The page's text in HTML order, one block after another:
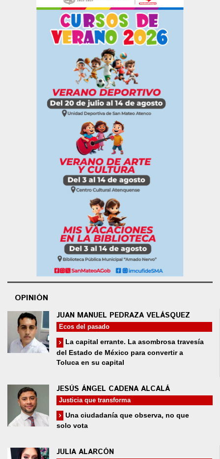
OPINIÓN
JUAN MANUEL PEDRAZA VELÁSQUEZ
Ecos del pasado
La capital errante. La asombrosa travesía
del Estado de México para convertir a
Toluca en su capital
JESÚS ÁNGEL CADENA ALCALÁ
Justicia que transforma
Una ciudadanía que observa, no que
solo vota
JULIA ALARCÓN